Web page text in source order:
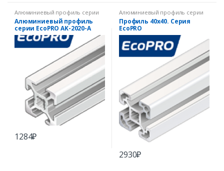
Алюминиевый профиль серии
EcoPRO
Алюминиевый профиль
серии EcoPRO AK-2020-A
1284₽
Алюминиевый профиль серии
EcoPRO
Профиль 40х40. Серия
EcoPRO
2930₽